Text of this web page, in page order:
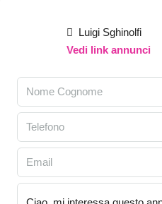
Luigi Sghinolfi
Vedi link annunci